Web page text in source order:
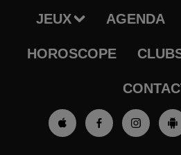
JEUX AGENDA
HOROSCOPE